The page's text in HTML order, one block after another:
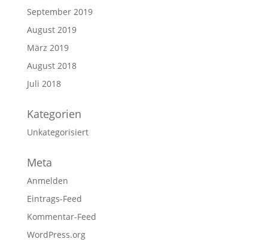
September 2019
August 2019
März 2019
August 2018
Juli 2018
Kategorien
Unkategorisiert
Meta
Anmelden
Eintrags-Feed
Kommentar-Feed
WordPress.org